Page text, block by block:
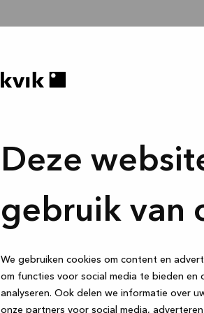
Deze
gebruik van
We gebruiken cookies om content en
om functies voor social media te bieden en
analyseren. Ook delen we informatie over
onze partners voor social media,